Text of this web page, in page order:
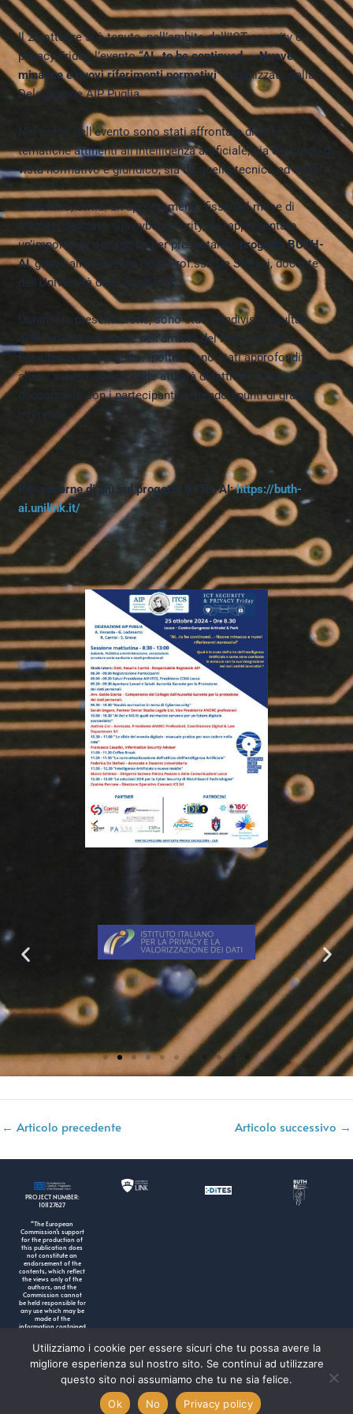
Il 25 ottobre si è tenuto, nell’ambito dell’ICT security e
privacy Friday, l’evento“AI…to be continued…- Nuove
minacce e nuovi riferimenti normativi”organizzato dalla
Delegazione AIP Puglia.
Nel corso dell’evento sono stati affrontate diverse
tematiche attinenti all’intelligenza artificiale, sia dal punto di
vista normativo e giuridico, sia da quello tecnico ed etico.
L’incontro, ormai un appuntamento fisso del mese di
ottobre, dedicato alla cybersecurity, ha rappresentato
un’importante occasione per presentare il progetto BUTH-
AI, grazie all’intervento della Prof.ssa De Stefani, docente
dell’Università degli Studi Link.
Durante la presentazione, sono stati condivisi i risultati
delle attività realizzate nell’ambito del Percorso di
Eccellenza del progetto. Inoltre, sono stati approfonditi
alcuni aspetti emersi dalle attività didattiche e dai momenti
di confronto con i partecipanti, offrendo spunti di grande
interesse.
Per saperne di più sul progetto BuTH-AI:https://buth-
ai.unilink.it/
← Articolo precedente Articolo successivo →
PROJECT NUMBER:
101127627
“The European
Commission’s support
for the production of
this publication does
not constitute an
endorsement of the
contents, which reflect
the views only of the
authors, and the
Commission cannot
be held responsible for
any use which may be
made of the
information contained
Utilizziamo i cookie per essere sicuri che tu possa avere la
migliore esperienza sul nostro sito. Se continui ad utilizzare
questo sito noi assumiamo che tu ne sia felice.
Ok
No Privacy policy